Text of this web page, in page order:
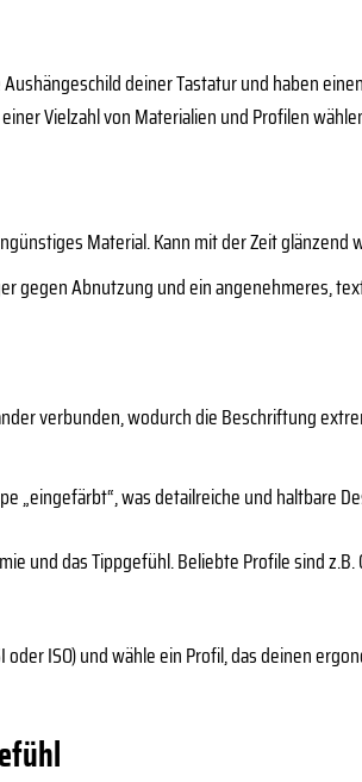
deiner Tastatur und haben
Vielzahl von Materialien und Profilen
Material. Kann mit der Zeit glänzend
gegen Abnutzung und ein angenehmeres,
verbunden, wodurch die Beschriftung
„eingefärbt“, was detailreiche und haltbare
und das Tippgefühl. Beliebte Profile sind z.B.
ISO) und wähle ein Profil, das deinen